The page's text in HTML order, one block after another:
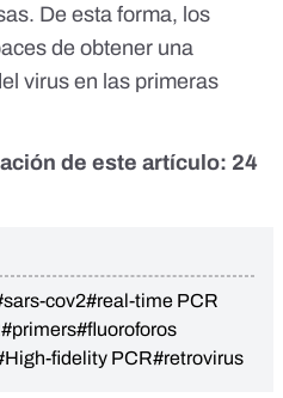
De esta forma, los
de obtener una
virus en las primeras
de este artículo: 24
cov2#real-time PCR
#primers#fluoroforos
fidelity PCR#retrovirus